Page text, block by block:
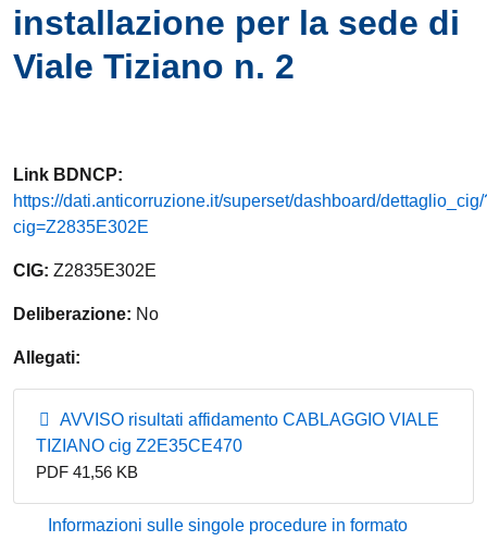
installazione per la sede di
Viale Tiziano n. 2
Link BDNCP:
https://dati.anticorruzione.it/superset/dashboard/dettaglio_cig/
cig=Z2835E302E
CIG: Z2835E302E
Deliberazione: No
Allegati:
AVVISO risultati affidamento CABLAGGIO VIALE
TIZIANO cig Z2E35CE470
PDF 41,56 KB
Informazioni sulle singole procedure in formato